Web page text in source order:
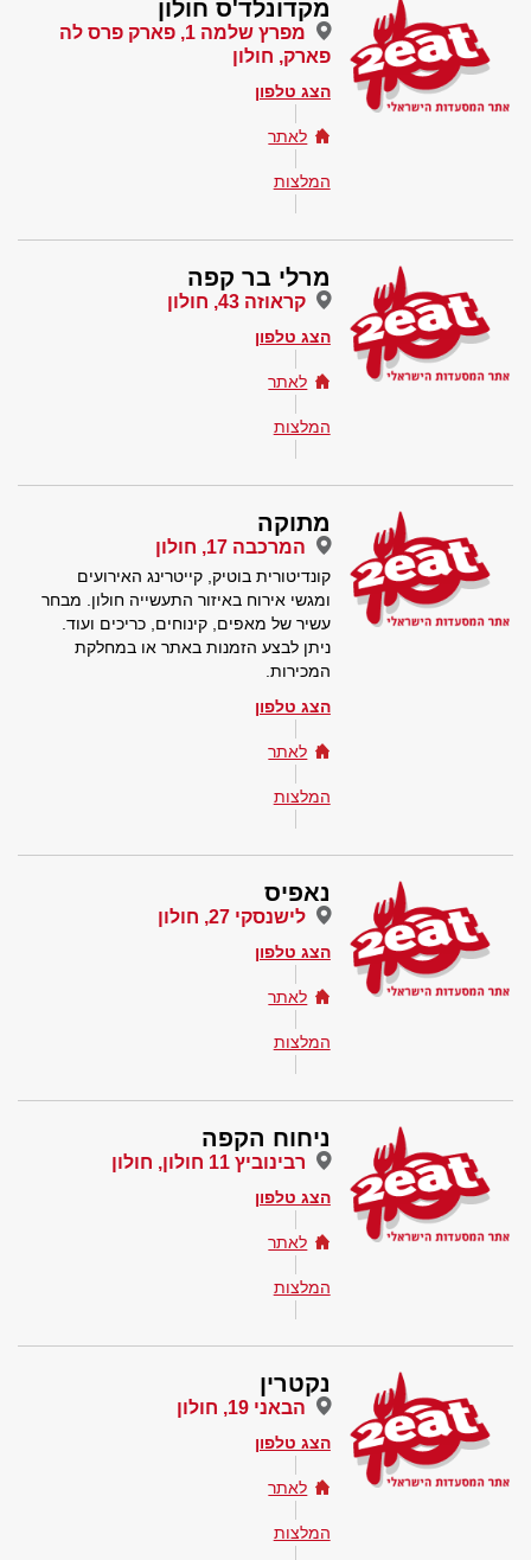
מקדונלד'ס חולון
מפרץ שלמה 1, פארק פרס לה
פארק, חולון
הצג טלפון
לאתר
המלצות
מרלי בר קפה
קראוזה 43, חולון
הצג טלפון
לאתר
המלצות
מתוקה
המרכבה 17, חולון
קונדיטורית בוטיק, קייטרינג האירועים
ומגשי אירוח באיזור התעשייה חולון. מבחר
עשיר של מאפים, קינוחים, כריכים ועוד.
ניתן לבצע הזמנות באתר או במחלקת
המכירות.
הצג טלפון
לאתר
המלצות
נאפיס
לישנסקי 27, חולון
הצג טלפון
לאתר
המלצות
ניחוח הקפה
רבינוביץ 11 חולון, חולון
הצג טלפון
לאתר
המלצות
נקטרין
הבאני 19, חולון
הצג טלפון
לאתר
המלצות